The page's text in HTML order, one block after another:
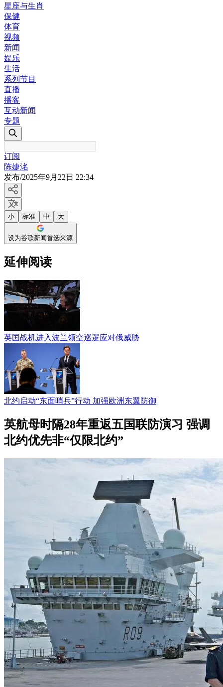
星座与生肖
保健
体育
视频
新闻
娱乐
生活
系列节目
直播
播客
互动新闻
专题
订阅
陈婕洺
发布/2025年9月22日 22:34
小 标准 中 大
设为谷歌新闻首选来源
延伸阅读
英国战机进入波兰领空巡逻应对俄威胁
北约启动“东面哨兵”行动 加强欧洲东翼防御
英航母时隔28年重返五国联防演习 强调
北约优先非“仅限北约”